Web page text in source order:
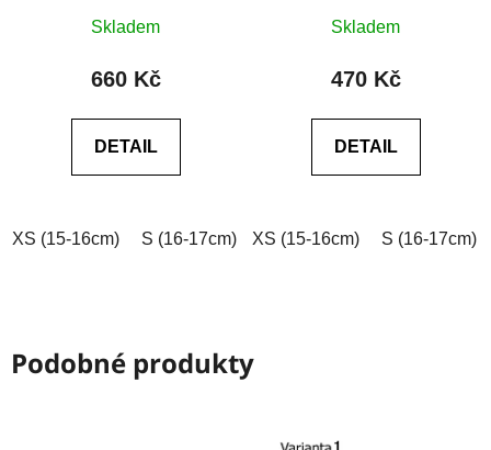
Skladem
660 Kč
DETAIL
XS (15-16cm) S (16-17cm) M (17-18cm) L (18-19cm)
hodnocení
produktu
z
Skladem
470 Kč
DETAIL
XS (15-16cm) S (16-17cm)
Podobné produkty